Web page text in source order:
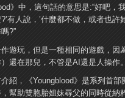
》中，這句話的意思是:“好吧，
有人說，’什麼都不做，或者也
?”
遊玩，但是一種相同的遊戲，
）還在那兒，不管是AI還是人操作
紹，《Youngblood》是系列首
幫助雙胞胎姐妹尋父的同時從納